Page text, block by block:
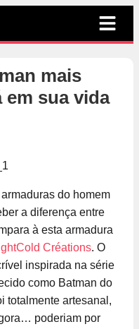
mais
em sua vida
do homem
a diferença entre
à esta armadura
Créations. O
inspirada na série
como Batman do
totalmente artesanal,
poderiam por